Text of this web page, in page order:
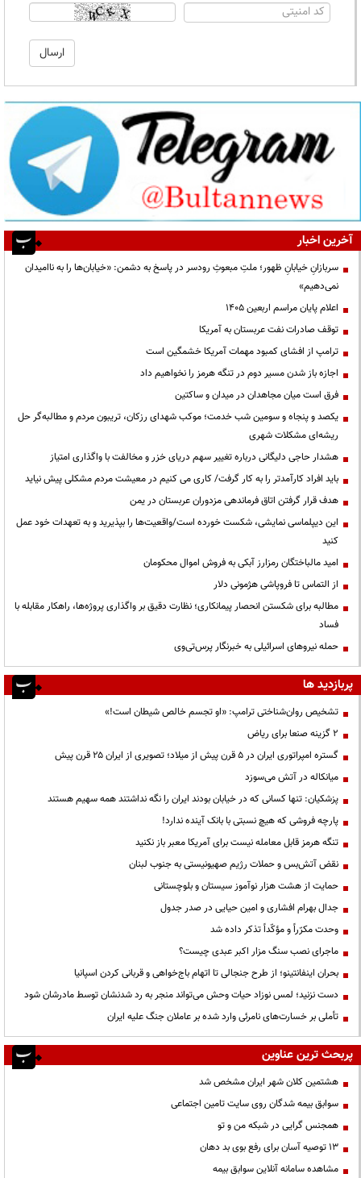
آخرین اخبار
سربازانِ خیابانِ ظهور؛ ملتِ مبعوثِ رودسر در پاسخ به دشمن: «خیابان‌ها را به ناامیدان
نمی‌دهیم»
اعلام پایان مراسم اربعین ۱۴۰۵
توقف صادرات نفت عربستان به آمریکا
ترامپ از افشای کمبود مهمات آمریکا خشمگین است
اجازه باز شدن مسیر دوم در تنگه هرمز را نخواهیم داد
فرق است میان مجاهدان در میدان و ساکتین
یکصد و پنجاه و سومین شب خدمت؛ موکب شهدای رزکان، تریبون مردم و مطالبه‌گر حل
ریشه‌ای مشکلات شهری
هشدار حاجی دلیگانی درباره تغییر سهم دریای خزر و مخالفت با واگذاری امتیاز
باید افراد کارآمدتر را به کار گرفت/ کاری می کنیم در معیشت مردم مشکلی پیش نیاید
هدف قرار گرفتن اتاق‌ فرماندهی مزدوران عربستان در یمن
این دیپلماسی نمایشی، شکست خورده است/واقعیت‌ها را بپذیرید و به تعهدات خود عمل
کنید
امید مالباختگان رمزارز آبکی به فروش اموال محکومان
از التماس تا فروپاشی هژمونی دلار
مطالبه برای شکستن انحصار پیمانکاری؛ نظارت دقیق بر واگذاری پروژه‌ها، راهکار مقابله با
فساد
حمله نیروهای اسرائیلی به خبرنگار پرس‌تی‌وی
پربازدید ها
تشخیص روان‌شناختی ترامپ: «او تجسم خالص شیطان است!»
۲ گزینه صنعا برای ریاض
گستره امپراتوری ایران در ۵ قرن پیش از میلاد؛ تصویری از ایران ۲۵ قرن پیش
میانکاله در آتش می‌سوزد
پزشکیان: تنها کسانی که در خیابان بودند ایران را نگه نداشتند همه سهیم هستند
پارچه فروشی که هیچ نسبتی با بانک آینده ندارد!
تنگه هرمز قابل معامله نیست برای آمریکا معبر باز نکنید
نقض آتش‌بس و حملات رژیم صهیونیستی به جنوب لبنان
حمایت از هشت هزار نوآموز سیستان و بلوچستانی
جدال بهرام افشاری و امین حیایی در صدر جدول
وحدت مکرّراً و مؤکّداً تذکر داده شد
ماجرای نصب سنگ مزار اکبر عبدی چیست؟
بحران اینفانتینو؛ از طرح جنجالی تا اتهام باج‌خواهی و قربانی کردن اسپانیا
دست نزنید؛ لمس نوزاد حیات وحش می‌تواند منجر به رد شدنشان توسط مادرشان شود
تأملی بر خسارت‌های نامرئی وارد شده بر عاملان جنگ علیه ایران
پربحث ترین عناوین
هشتمین کلان شهر ایران مشخص شد
سوابق بیمه شدگان روی سایت تامین اجتماعی
همجنس گرایی در شبکه من و تو
13 توصیه آسان برای رفع بوی بد دهان
مشاهده سامانه آنلاين سوابق بیمه